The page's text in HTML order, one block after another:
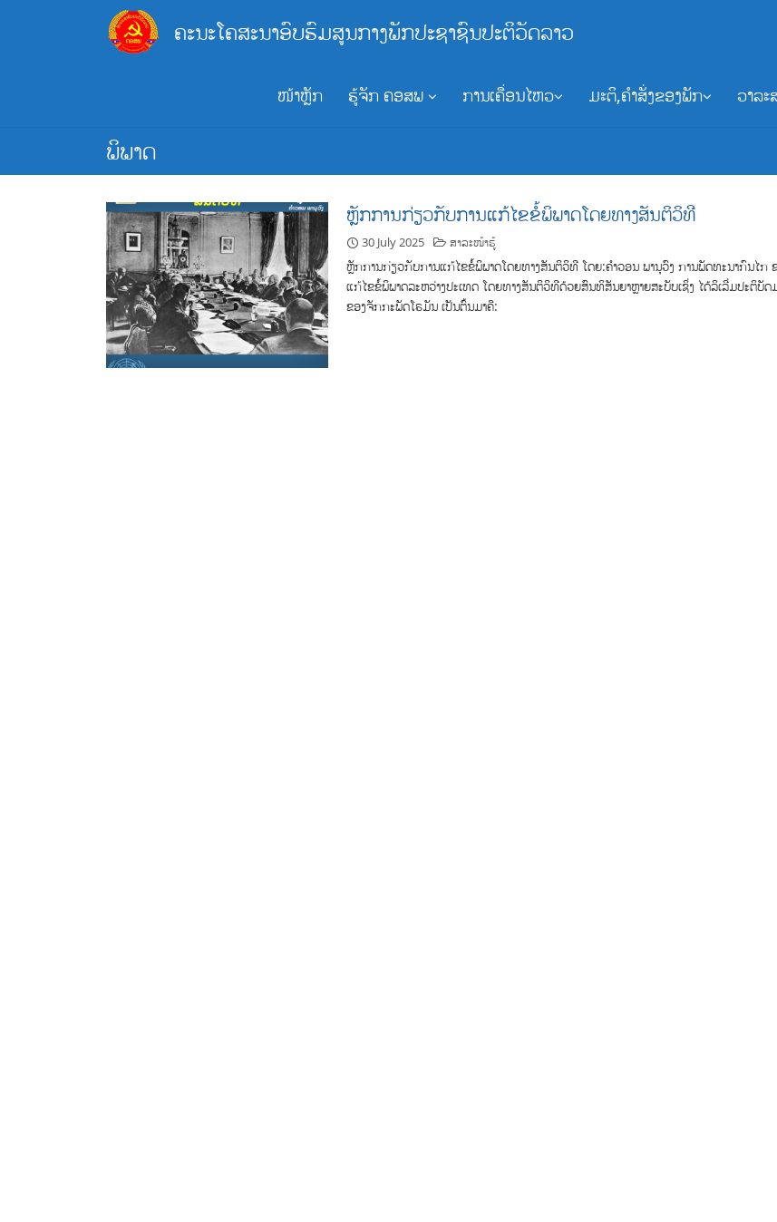
ຄະນະໂຄສະນາອົບຮົມສູນກາງພັກປະຊາຊົນປະຕິວັດລາວ
ໜ້າຫຼັກ ຮູ້ຈັກ ຄອສພ ການເຄື່ອນໄຫວ ມະຕິ,ຄຳສັ່ງຂອງພັກ ວາລະ
ພິພາດ
ຫຼັກການກ່ຽວກັບການແກ້ໄຂຂໍ້ພິພາດໂດຍທາງສັນຕິວິທີ
30 July 2025 ສາລະໜ້າຮູ້
ຫຼັກການກ່ຽວກັບການແກ້ໄຂຂໍ້ພິພາດໂດຍທາງສັນຕິວິທີ ໂດຍ:ຄຳວອນ ພານຸວົງ ການພັດທະນາກົນໄກ
ແກ້ໄຂຂໍ້ພິພາດລະຫວ່າງປະເທດ ໂດຍທາງສັນຕິວິທີດ້ວຍສົນທິສັນຍາຫຼາຍສະບັບເຊິ່ງ ໄດ້ລິເລີ່ມປະຕິບັດ
ຂອງຈັກກະພັດໂຣມັນ ເປັນຕົ້ນມາຄື: